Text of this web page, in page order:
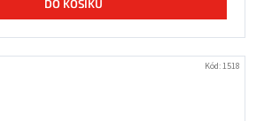
DO KOŠÍKU
Kód:1518